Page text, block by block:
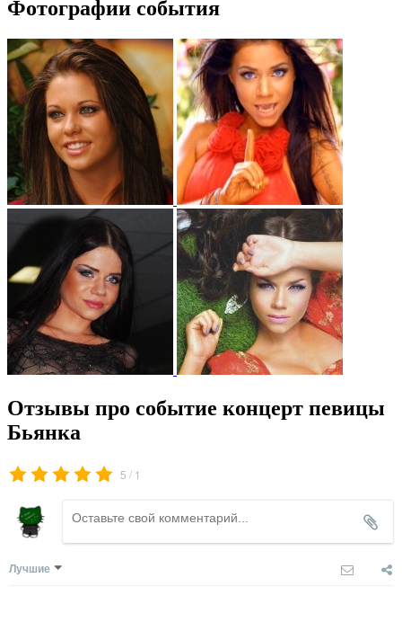
Фотографии события
Отзывы про событие концерт певицы
Бьянка
5 / 1
Лучшие